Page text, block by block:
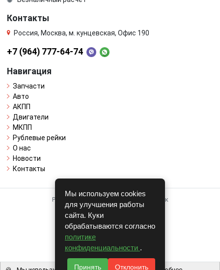
Контакты
Россия, Москва, м. кунцевская, Офис 190
+7 (964) 777-64-74
Навигация
Запчасти
Авто
АКПП
Двигатели
МКПП
Рублевые рейки
О нас
Новости
Контакты
Работает на системе для авторазборок
CARRO.БИЗНЕС
Полная версия
© COPYRIGHT 2026 г.
v1.1.24
Мы используем cookies
для улучшения работы
сайта. Куки
обрабатываются согласно
политике
конфиденциальности .
Принять Отклонить